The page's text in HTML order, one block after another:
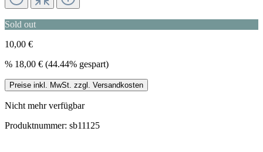
Sold out
10,00 €
% 18,00 € (44.44% gespart)
Preise inkl. MwSt. zzgl. Versandkosten
Nicht mehr verfügbar
Produktnummer: sb11125